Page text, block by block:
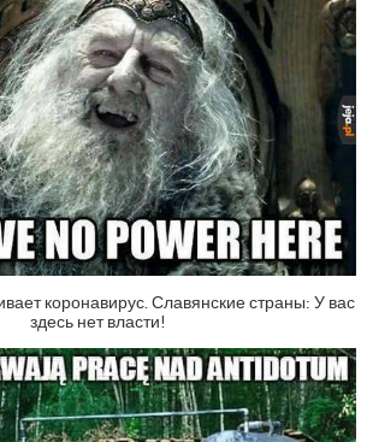
коронавирус. Славянские страны: У вас
здесь нет власти!